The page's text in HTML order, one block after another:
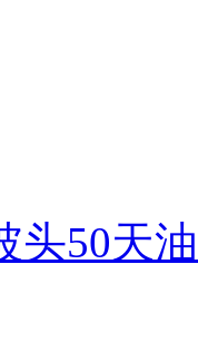
头50天